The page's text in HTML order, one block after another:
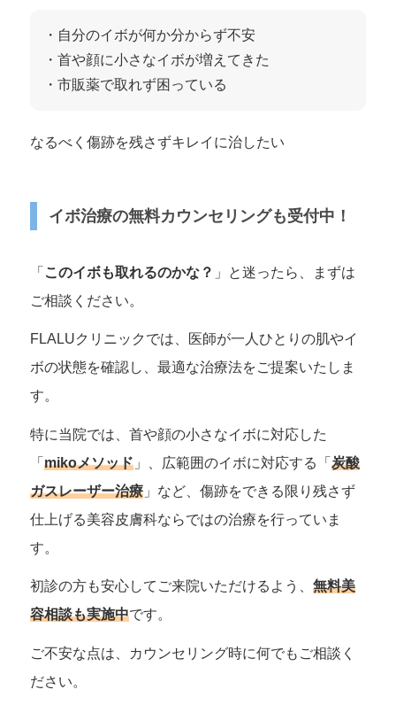
・自分のイボが何か分からず不安
・首や顔に小さなイボが増えてきた
・市販薬で取れず困っている
なるべく傷跡を残さずキレイに治したい
イボ治療の無料カウンセリングも受付中！
「 このイボも取れるのかな？ 」と迷ったら、まずは
ご相談ください。
FLALUクリニックでは、医師が一人ひとりの肌やイ
ボの状態を確認し、最適な治療法をご提案いたしま
す。
特に当院では、首や顔の小さなイボに対応した
「 mikoメソッド」、広範囲のイボに対応する「 炭酸
ガスレーザー治療」など、傷跡をできる限り残さず
仕上げる美容皮膚科ならではの治療を行っていま
す。
初診の方も安心してご来院いただけるよう、 無料美
容相談も実施中です。
ご不安な点は、カウンセリング時に何でもご相談く
ださい。